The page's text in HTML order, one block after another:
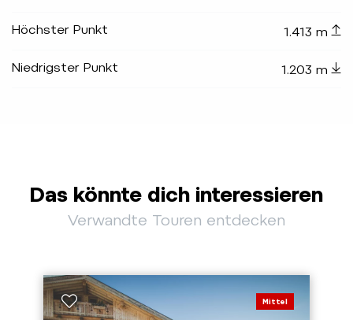
Höchster Punkt 1.413 m
Niedrigster Punkt 1.203 m
Das könnte dich interessieren
Verwandte Touren entdecken
Mittel